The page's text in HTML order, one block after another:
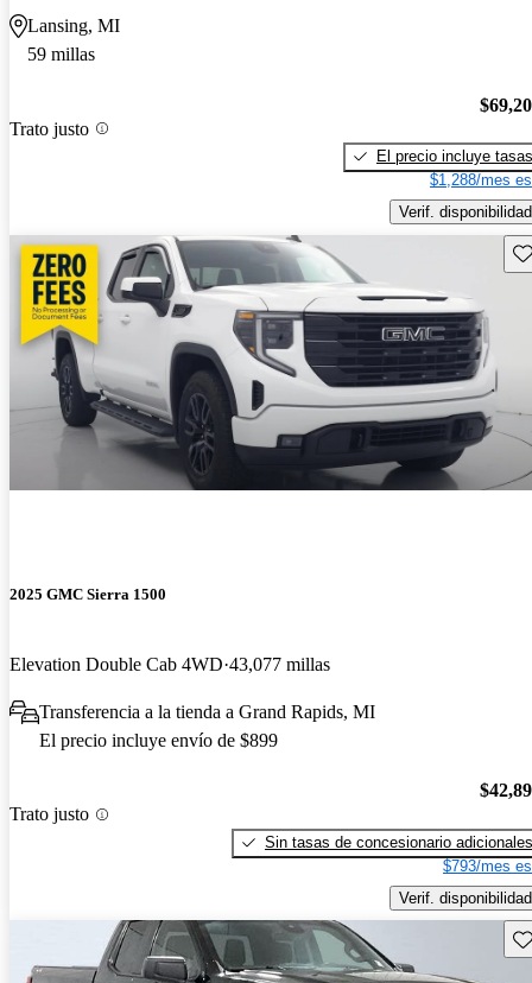
Lansing, MI
59 millas
Trato justo
El precio incluye tasas
$1,288/mes
Verif. disponibilidad
2025 GMC Sierra 1500
Elevation Double Cab 4WD 43,077 millas
Transferencia a la tienda a Grand Rapids, MI
El precio incluye envío de $899
Trato justo
Sin tasas de concesionario adicionales
$793/mes
Verif. disponibilidad